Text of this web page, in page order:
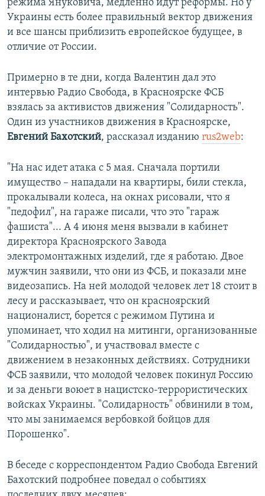
режима Януковича, медленно идут реформы. Но у
Украины есть более правильный вектор движения
и все шансы приблизить европейское будущее, в
отличие от России.
Примерно в те дни, когда Валентин дал это
интервью Радио Свобода, в Красноярске ФСБ
взялась за активистов движения "Солидарность".
Один из участников движения в Красноярске,
Евгений Бахотский, рассказал изданию rus2web:
"На нас идет атака с 5 мая. Сначала портили
имущество – нападали на квартиры, били стекла,
прокалывали колеса, на окнах рисовали, что я
"педофил", на гараже писали, что это "гараж
фашиста"... А 4 июня меня вызвали в кабинет
директора Красноярского Завода
электромонтажных изделий, где я работаю. Двое
мужчин заявили, что они из ФСБ, и показали мне
видеозапись. На ней молодой человек лет 18 стоит в
лесу и рассказывает, что он красноярский
националист, борется с режимом Путина и
упоминает, что ходил на митинги, организованные
"Солидарностью", и участвовал вместе с
движением в незаконных действиях. Сотрудники
ФСБ заявили, что молодой человек покинул Россию
и за деньги воюет в нацистско-террористических
войсках Украины. "Солидарность" обвинили в том,
что мы занимаемся вербовкой бойцов для
Порошенко".
В беседе с корреспондентом Радио Свобода Евгений
Бахотский подробнее поведал о событиях